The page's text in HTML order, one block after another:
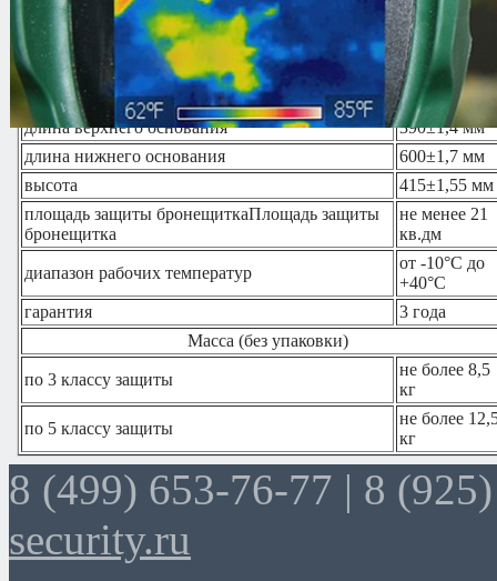
Технические характеристики
длина верхнего основания
390±1,4 мм
длина нижнего основания
600±1,7 мм
высота
415±1,55 мм
площадь защиты бронещиткаПлощадь защиты
бронещитка
не менее 21
кв.дм
диапазон рабочих температур
от -10°С до
+40°С
гарантия
3 года
Масса (без упаковки)
по 3 классу защиты
не более 8,5
кг
по 5 классу защиты
не более
кг
8 (499) 653-76-77 | 8
security.ru